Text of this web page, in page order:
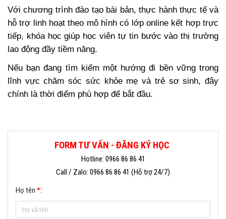
Với chương trình đào tạo bài bản, thực hành thực tế và
hỗ trợ linh hoạt theo mô hình có lớp online kết hợp trực
tiếp, khóa học giúp học viên tự tin bước vào thị trường
lao động đầy tiềm năng.
Nếu bạn đang tìm kiếm một hướng đi bền vững trong
lĩnh vực chăm sóc sức khỏe mẹ và trẻ sơ sinh, đây
chính là thời điểm phù hợp để bắt đầu.
FORM TƯ VẤN - ĐĂNG KÝ HỌC
Hotline: 0966 86 86 41
Call / Zalo: 0966 86 86 41 (Hỗ trợ 24/7)
Họ tên *: